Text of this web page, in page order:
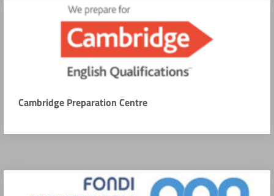
Cambridge Preparation Centre